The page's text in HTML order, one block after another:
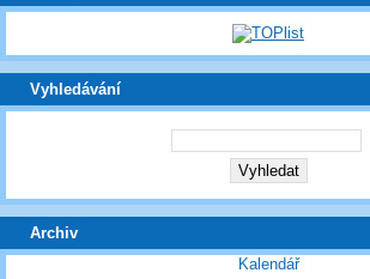
Vyhledávání
Archiv
Kalendář